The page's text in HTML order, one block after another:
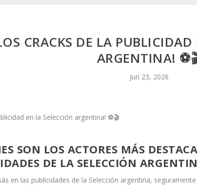
CRACKS DE LA
ARGENTINA!
Jun 23, 2026
SON LOS ACTORES MÁS
DE LA SELECCIÓN
en las publicidades de la Selección argentina,